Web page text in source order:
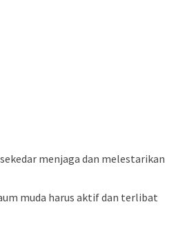
menjaga dan melestarikan
muda harus aktif dan terlibat